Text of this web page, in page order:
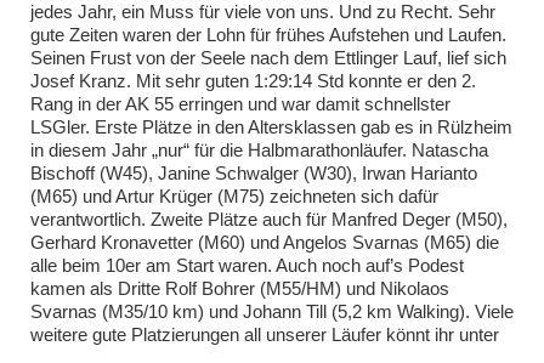
jedes Jahr, ein Muss für viele von uns. Und zu Recht. Sehr
gute Zeiten waren der Lohn für frühes Aufstehen und Laufen.
Seinen Frust von der Seele nach dem Ettlinger Lauf, lief sich
Josef Kranz. Mit sehr guten 1:29:14 Std konnte er den 2.
Rang in der AK 55 erringen und war damit schnellster
LSGler. Erste Plätze in den Altersklassen gab es in Rülzheim
in diesem Jahr „nur“ für die Halbmarathonläufer. Natascha
Bischoff (W45), Janine Schwalger (W30), Irwan Harianto
(M65) und Artur Krüger (M75) zeichneten sich dafür
verantwortlich. Zweite Plätze auch für Manfred Deger (M50),
Gerhard Kronavetter (M60) und Angelos Svarnas (M65) die
alle beim 10er am Start waren. Auch noch auf’s Podest
kamen als Dritte Rolf Bohrer (M55/HM) und Nikolaos
Svarnas (M35/10 km) und Johann Till (5,2 km Walking). Viele
weitere gute Platzierungen all unserer Läufer könnt ihr unter